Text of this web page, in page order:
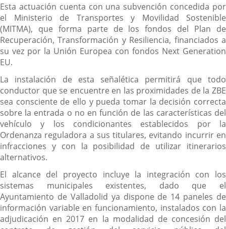
Esta actuación cuenta con una subvención concedida por
el Ministerio de Transportes y Movilidad Sostenible
(MITMA), que forma parte de los fondos del Plan de
Recuperación, Transformación y Resiliencia, financiados a
su vez por la Unión Europea con fondos Next Generation
EU.
La instalación de esta señalética permitirá que todo
conductor que se encuentre en las proximidades de la ZBE
sea consciente de ello y pueda tomar la decisión correcta
sobre la entrada o no en función de las características del
vehículo y los condicionantes establecidos por la
Ordenanza reguladora a sus titulares, evitando incurrir en
infracciones y con la posibilidad de utilizar itinerarios
alternativos.
El alcance del proyecto incluye la integración con los
sistemas municipales existentes, dado que el
Ayuntamiento de Valladolid ya dispone de 14 paneles de
información variable en funcionamiento, instalados con la
adjudicación en 2017 en la modalidad de concesión del